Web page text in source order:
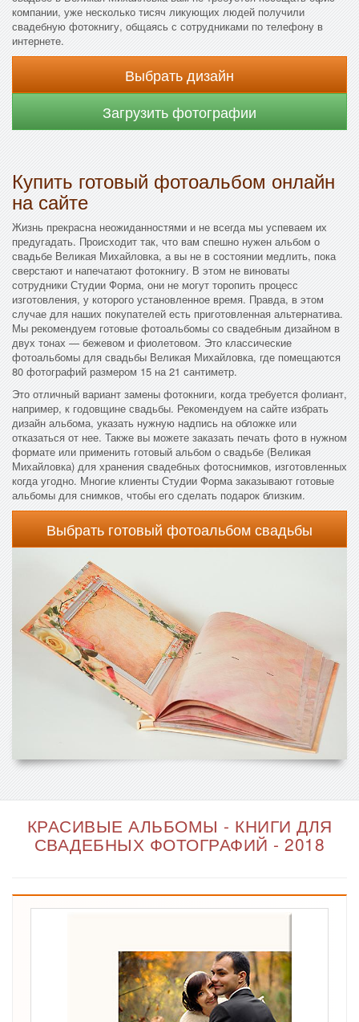
компании, уже несколько тисяч ликующих людей получили
свадебную фотокнигу, общаясь с сотрудниками по телефону в
интернете.
Выбрать дизайн
Загрузить фотографии
Купить готовый фотоальбом онлайн
на сайте
Жизнь прекрасна неожиданностями и не всегда мы успеваем их
предугадать. Происходит так, что вам спешно нужен альбом о
свадьбе Великая Михайловка, а вы не в состоянии медлить, пока
сверстают и напечатают фотокнигу. В этом не виноваты
сотрудники Студии Форма, они не могут торопить процесс
изготовления, у которого установленное время. Правда, в этом
случае для наших покупателей есть приготовленная альтернатива.
Мы рекомендуем готовые фотоальбомы со свадебным дизайном в
двух тонах — бежевом и фиолетовом. Это классические
фотоальбомы для свадьбы Великая Михайловка, где помещаются
80 фотографий размером 15 на 21 сантиметр.
Это отличный вариант замены фотокниги, когда требуется фолиант,
например, к годовщине свадьбы. Рекомендуем на сайте избрать
дизайн альбома, указать нужную надпись на обложке или
отказаться от нее. Также вы можете заказать печать фото в нужном
формате или применить готовый альбом о свадьбе (Великая
Михайловка) для хранения свадебных фотоснимков, изготовленных
когда угодно. Многие клиенты Студии Форма заказывают готовые
альбомы для снимков, чтобы его сделать подарок близким.
Выбрать готовый фотоальбом свадьбы
КРАСИВЫЕ АЛЬБОМЫ - КНИГИ ДЛЯ
СВАДЕБНЫХ ФОТОГРАФИЙ - 2018